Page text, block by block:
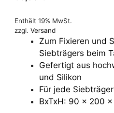
Enthält 19% MwSt.
zzgl. Versand
Zum Fixieren und
Siebträgers beim
Gefertigt aus
und Silikon
Für jede
BxTxH: 90 x 200